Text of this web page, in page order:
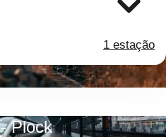
1 estação
Plock